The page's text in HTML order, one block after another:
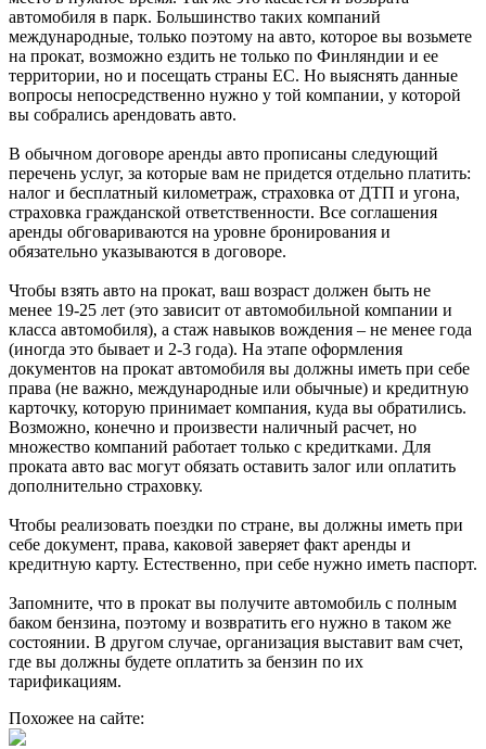
автомобиля в парк. Большинство таких компаний
международные, только поэтому на авто, которое вы возьмете
на прокат, возможно ездить не только по Финляндии и ее
территории, но и посещать страны ЕС. Но выяснять данные
вопросы непосредственно нужно у той компании, у которой
вы собрались арендовать авто.
В обычном договоре аренды авто прописаны следующий
перечень услуг, за которые вам не придется отдельно платить:
налог и бесплатный километраж, страховка от ДТП и угона,
страховка гражданской ответственности. Все соглашения
аренды обговариваются на уровне бронирования и
обязательно указываются в договоре.
Чтобы взять авто на прокат, ваш возраст должен быть не
менее 19-25 лет (это зависит от автомобильной компании и
класса автомобиля), а стаж навыков вождения – не менее года
(иногда это бывает и 2-3 года). На этапе оформления
документов на прокат автомобиля вы должны иметь при себе
права (не важно, международные или обычные) и кредитную
карточку, которую принимает компания, куда вы обратились.
Возможно, конечно и произвести наличный расчет, но
множество компаний работает только с кредитками. Для
проката авто вас могут обязать оставить залог или оплатить
дополнительно страховку.
Чтобы реализовать поездки по стране, вы должны иметь при
себе документ, права, каковой заверяет факт аренды и
кредитную карту. Естественно, при себе нужно иметь паспорт.
Запомните, что в прокат вы получите автомобиль с полным
баком бензина, поэтому и возвратить его нужно в таком же
состоянии. В другом случае, организация выставит вам счет,
где вы должны будете оплатить за бензин по их
тарификациям.
Похожее на сайте: